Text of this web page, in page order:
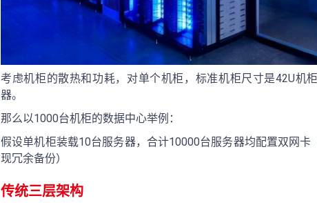
考虑机柜的散热和功耗，对单个机柜，标准机柜尺寸是42U机
器。
那么以1000台机柜的数据中心举例：
假设单机柜装载10台服务器，合计10000台服务器均配置双网
现冗余备份）
传统三层架构